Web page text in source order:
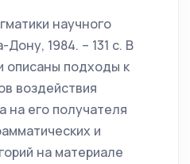
научного
1984. – 131 с. В
описаны подходы к
воздействия
на его получателя
и
на материале